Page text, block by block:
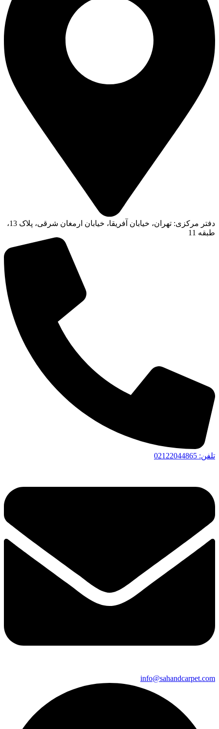
دفتر مرکزی: تهران، خیابان آفریقا، خیابان ارمغان شرقی، پلاک 13،
طبقه 11
تلفن: 02122044865
info@sahandcarpet.com